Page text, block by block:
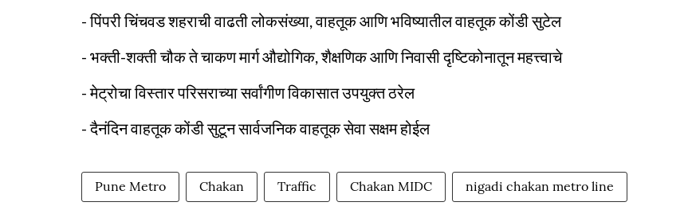
- पिंपरी चिंचवड शहराची वाढती लोकसंख्या, वाहतूक आणि भविष्यातील वाहतूक कोंडी सुटेल
- भक्ती-शक्ती चौक ते चाकण मार्ग औद्योगिक, शैक्षणिक आणि निवासी दृष्टिकोनातून महत्त्वाचे
- मेट्रोचा विस्तार परिसराच्या सर्वांगीण विकासात उपयुक्त ठरेल
- दैनंदिन वाहतूक कोंडी सुटून सार्वजनिक वाहतूक सेवा सक्षम होईल
Pune Metro Chakan Traffic Chakan MIDC nigadi chakan metro line